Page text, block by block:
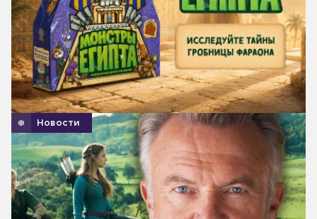
Новости